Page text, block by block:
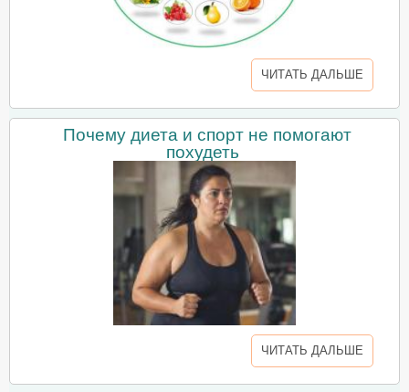
ЧИТАТЬ ДАЛЬШЕ
Почему диета и спорт не помогают
похудеть
ЧИТАТЬ ДАЛЬШЕ